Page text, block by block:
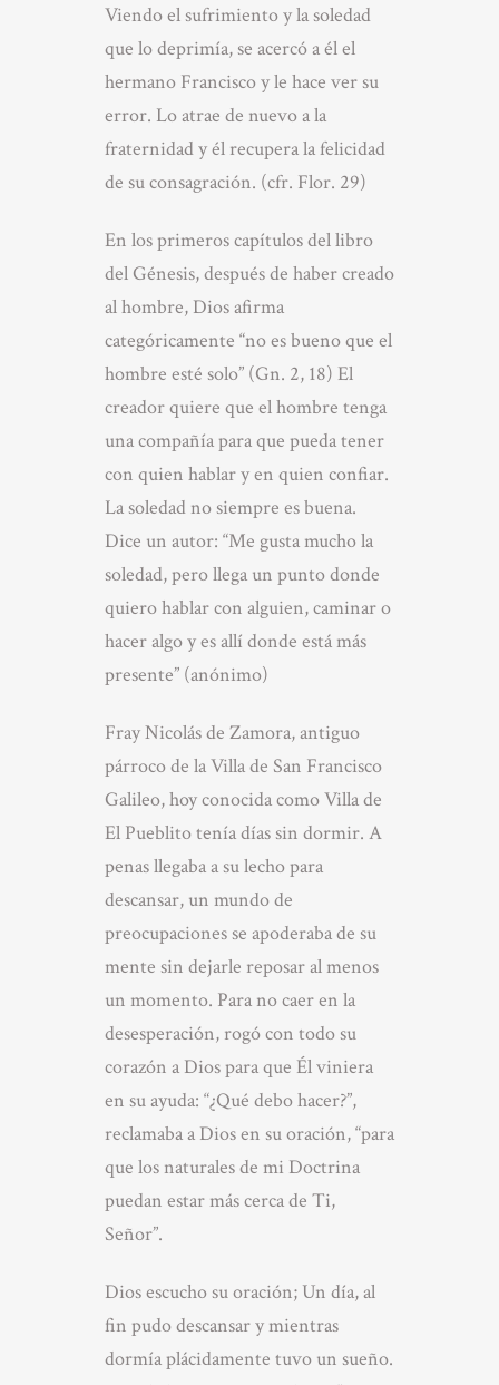
Viendo el sufrimiento y la soledad
que lo deprimía, se acercó a él el
hermano Francisco y le hace ver su
error. Lo atrae de nuevo a la
fraternidad y él recupera la felicidad
de su consagración. (cfr. Flor. 29)
En los primeros capítulos del libro
del Génesis, después de haber creado
al hombre, Dios afirma
categóricamente “no es bueno que el
hombre esté solo” (Gn. 2, 18) El
creador quiere que el hombre tenga
una compañía para que pueda tener
con quien hablar y en quien confiar.
La soledad no siempre es buena.
Dice un autor: “Me gusta mucho la
soledad, pero llega un punto donde
quiero hablar con alguien, caminar o
hacer algo y es allí donde está más
presente” (anónimo)
Fray Nicolás de Zamora, antiguo
párroco de la Villa de San Francisco
Galileo, hoy conocida como Villa de
El Pueblito tenía días sin dormir. A
penas llegaba a su lecho para
descansar, un mundo de
preocupaciones se apoderaba de su
mente sin dejarle reposar al menos
un momento. Para no caer en la
desesperación, rogó con todo su
corazón a Dios para que Él viniera
en su ayuda: “¿Qué debo hacer?”,
reclamaba a Dios en su oración, “para
que los naturales de mi Doctrina
puedan estar más cerca de Ti,
Señor”.
Dios escucho su oración; Un día, al
fin pudo descansar y mientras
dormía plácidamente tuvo un sueño.